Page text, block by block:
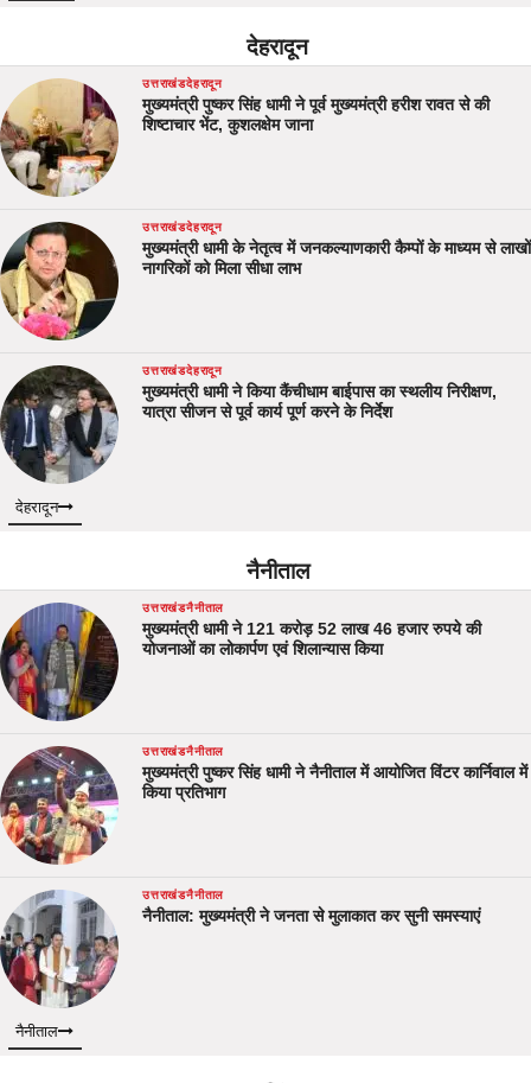
देहरादून
उत्तराखंडदेहरादून
मुख्यमंत्री पुष्कर सिंह धामी ने पूर्व मुख्यमंत्री हरीश रावत से की
शिष्टाचार भेंट, कुशलक्षेम जाना
उत्तराखंडदेहरादून
मुख्यमंत्री धामी के नेतृत्व में जनकल्याणकारी कैम्पों के माध्यम से लाखों
नागरिकों को मिला सीधा लाभ
उत्तराखंडदेहरादून
मुख्यमंत्री धामी ने किया कैंचीधाम बाईपास का स्थलीय निरीक्षण,
यात्रा सीजन से पूर्व कार्य पूर्ण करने के निर्देश
देहरादून
नैनीताल
उत्तराखंडनैनीताल
मुख्यमंत्री धामी ने 121 करोड़ 52 लाख 46 हजार रुपये की
योजनाओं का लोकार्पण एवं शिलान्यास किया
उत्तराखंडनैनीताल
मुख्यमंत्री पुष्कर सिंह धामी ने नैनीताल में आयोजित विंटर कार्निवाल में
किया प्रतिभाग
उत्तराखंडनैनीताल
नैनीताल: मुख्यमंत्री ने जनता से मुलाकात कर सुनी समस्याएं
नैनीताल